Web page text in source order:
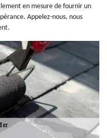
en mesure de fournir un
Appelez-nous, nous